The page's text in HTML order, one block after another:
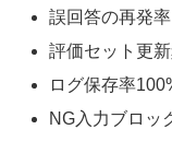
誤回答の再発
評価セット更
ログ保存率
NG入力ブロッ